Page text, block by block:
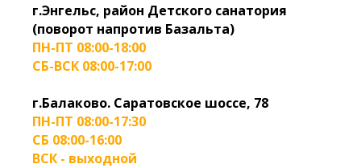
г.Энгельс, район Детского санатория
(поворот напротив Базальта)
ПН-ПТ 08:00-18:00
СБ-ВСК 08:00-17:00
г.Балаково. Саратовское шоссе, 78
ПН-ПТ 08:00-17:30
СБ 08:00-16:00
ВСК - выходной